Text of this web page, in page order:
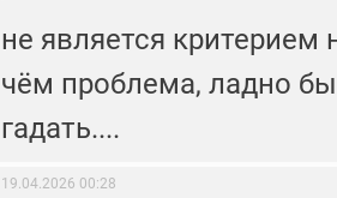
не является критерием
чём проблема, ладно
гадать....
19.04.2026 00:28